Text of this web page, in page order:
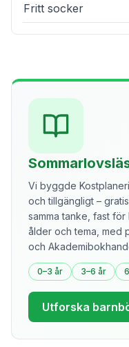
Fritt socker
Vi byggde
och tillgängligt –
samma tanke, fast
ålder och tema, med
och
0–3 år 3–6 år
Utforska